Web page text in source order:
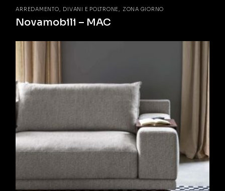
ARREDAMENTO DIVANI E POLTRONE ZONA GIORNO
Novamobili – MAC